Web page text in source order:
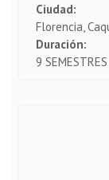
Ciudad:
Florencia,
Duración:
9 SEMESTRES